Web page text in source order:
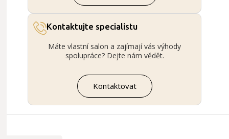
Kontaktujte specialistu
Máte vlastní salon a zajímají vás výhody
spolupráce? Dejte nám vědět.
Kontaktovat